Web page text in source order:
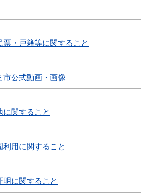
票・戸籍等に関すること
市公式動画・画像
に関すること
利用に関すること
明に関すること